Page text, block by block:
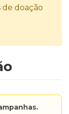
de doação